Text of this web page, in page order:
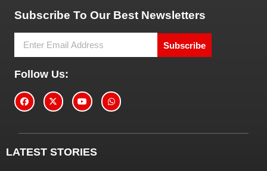
Subscribe To Our Best Newsletters
Subscribe
Follow Us:
LATEST STORIES